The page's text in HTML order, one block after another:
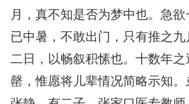
月，真不知是否为梦中也。急
已中暑，不敢出门，只有推之
二日，以畅叙积愫也。十数年
罄，惟愿将儿辈情况简略示知。